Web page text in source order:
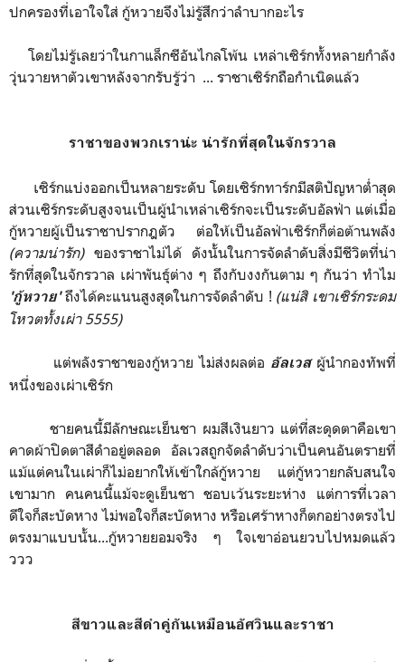
ปกครองที่เอาใจใส่ กู้หวายจึงไม่รู้สึกว่าลำบากอะไร
โดยไม่รู้เลยว่าในกาแล็กซีอันไกลโพ้น เหล่าเซิร์กทั้งหลายกำลัง
วุ่นวายหาตัวเขาหลังจากรับรู้ว่า ... ราชาเซิร์กถือกำเนิดแล้ว
ราชาของพวกเราน่ะ น่ารักที่สุดในจักรวาล
เซิร์กแบ่งออกเป็นหลายระดับ โดยเซิร์กทาร์กมีสติปัญหาต่ำสุด
ส่วนเซิร์กระดับสูงจนเป็นผู้นำเหล่าเซิร์กจะเป็นระดับอัลฟ่า แต่เมื่อ
กู้หวายผู้เป็นราชาปรากฎตัว ต่อให้เป็นอัลฟ่าเซิร์กก็ต่อต้านพลัง
(ความน่ารัก) ของราชาไม่ได้ ดังนั้นในการจัดลำดับสิ่งมีชีวิตที่น่า
รักที่สุดในจักรวาล เผ่าพันธุ์ต่าง ๆ ถึงกับงงกันตาม ๆ กันว่า ทำไม
'กู้หวาย'ถึงได้คะแนนสูงสุดในการจัดลำดับ ! (แน่สิ เขาเซิร์กระดม
โหวตทั้งเผ่า 5555)
แต่พลังราชาของกู้หวาย ไม่ส่งผลต่อ อัลเวสผู้นำกองทัพที่
หนึ่งของเผ่าเซิร์ก
ชายคนนี้มีลักษณะเย็นชา ผมสีเงินยาว แต่ที่สะดุดตาคือเขา
คาดผ้าปิดตาสีดำอยู่ตลอด อัลเวสถูกจัดลำดับว่าเป็นคนอันตรายที่
แม้แต่คนในเผ่าก็ไม่อยากให้เข้าใกล้กู้หวาย แต่กู้หวายกลับสนใจ
เขามาก คนคนนี้แม้จะดูเย็นชา ชอบเว้นระยะห่าง แต่การที่เวลา
ดีใจก็สะบัดหาง ไม่พอใจก็สะบัดหาง หรือเศร้าหางก็ตกอย่างตรงไป
ตรงมาแบบนั้น...กู้หวายยอมจริง ๆ ใจเขาอ่อนยวบไปหมดแล้ว
ววว
สีขาวและสีดำคู่กันเหมือนอัศวินและราชา